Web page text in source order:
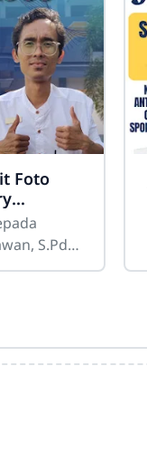
Foto
S.Pd.
Kategori